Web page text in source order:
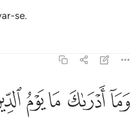
se.
وما ادراك ما يوم الدين ١٧
وَمَآ أَدْرَىٰكَ مَا يَوْمُ ٱلدِّينِ ١٧
ﲍﲎ ﲏﲐ